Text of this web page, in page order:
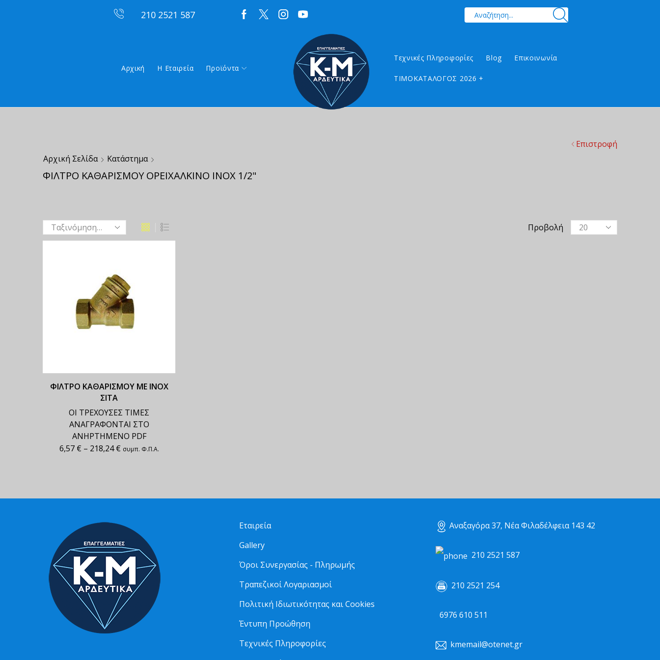
210 2521 587
Αρχική Η Εταιρεία Προϊόντα
Τεχνικές Πληροφορίες Blog Επικοινωνία
ΤΙΜΟΚΑΤΑΛΟΓΟΣ 2026 +
Αρχική Σελίδα Κατάστημα
ΦΙΛΤΡΟ ΚΑΘΑΡΙΣΜΟΥ ΟΡΕΙΧΑΛΚΙΝΟ ΙΝΟΧ 1/2"
Επιστροφή
Προβολή
ΦΙΛΤΡΟ ΚΑΘΑΡΙΣΜΟΥ ΜΕ ΙΝΟΧ
ΣΙΤΑ
ΟΙ ΤΡΕΧΟΥΣΕΣ ΤΙΜΕΣ
ΑΝΑΓΡΑΦΟΝΤΑΙ ΣΤΟ
ΑΝΗΡΤΗΜΕΝΟ PDF
6,57 € – 218,24€ συμπ. Φ.Π.Α.
Εταιρεία
Gallery
Όροι Συνεργασίας - Πληρωμής
Τραπεζικοί Λογαριασμοί
Πολιτική Ιδιωτικότητας και Cookies
Έντυπη Προώθηση
Τεχνικές Πληροφορίες
Αναξαγόρα 37, Νέα Φιλαδέλφεια 143 42
210 2521 587
210 2521 254
6976 610 511
kmemail@otenet.gr